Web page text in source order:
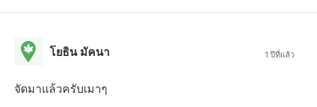
โยธิน มัคนา 1 ปีที่แล้ว
จัดมาแล้วครับเมาๆ